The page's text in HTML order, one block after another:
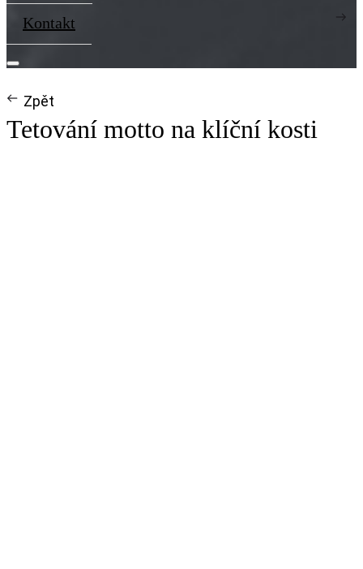
Kontakt
Zpět
Tetování motto na klíční kosti